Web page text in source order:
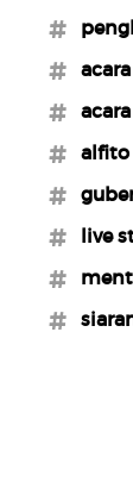
#live